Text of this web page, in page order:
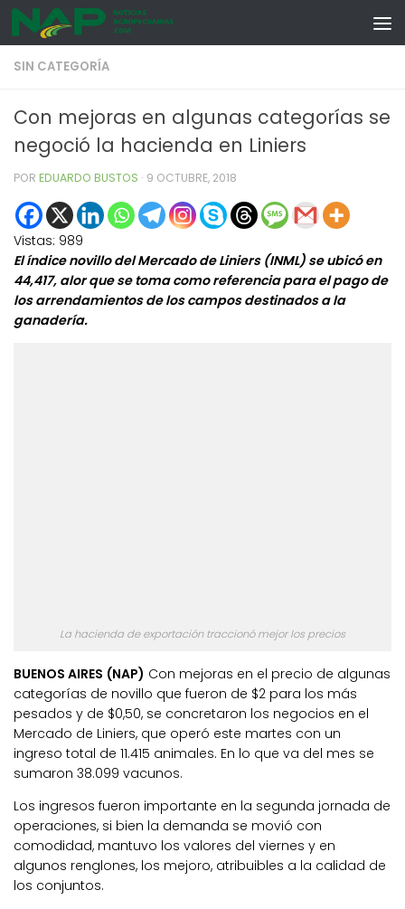
Skip to content
SIN CATEGORÍA
Con mejoras en algunas categorías se
negoció la hacienda en Liniers
POR EDUARDO BUSTOS · 9 OCTUBRE, 2018
Vistas: 989
El índice novillo del Mercado de Liniers (INML) se ubicó en
44,417, alor que se toma como referencia para el pago de
los arrendamientos de los campos destinados a la
ganadería.
La hacienda de exportación traccionó mejor los precios
BUENOS AIRES (NAP) Con mejoras en el precio de algunas
categorías de novillo que fueron de $2 para los más
pesados y de $0,50, se concretaron los negocios en el
Mercado de Liniers, que operó este martes con un
ingreso total de 11.415 animales. En lo que va del mes se
sumaron 38.099 vacunos.
Los ingresos fueron importante en la segunda jornada de
operaciones, si bien la demanda se movió con
comodidad, mantuvo los valores del viernes y en
algunos renglones, los mejoro, atribuibles a la calidad de
los conjuntos.